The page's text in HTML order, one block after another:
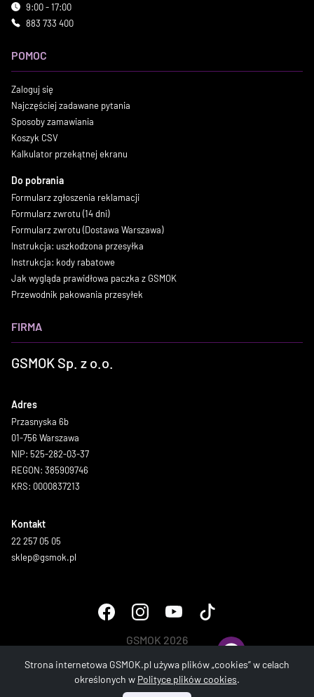
9:00 - 17:00
883 733 400
POMOC
Zaloguj się
Najczęściej zadawane pytania
Sposoby zamawiania
Koszyk CSV
Kalkulator przekątnej ekranu
Do pobrania
Formularz zgłoszenia reklamacji
Formularz zwrotu (14 dni)
Formularz zwrotu (Dostawa Warszawa)
Instrukcja: uszkodzona przesyłka
Instrukcja: kody rabatowe
Jak wygląda prawidłowa paczka z GSMOK
Przewodnik pakowania przesyłek
FIRMA
GSMOK Sp. z o.o.
Adres
Przasnyska 6b
01-756 Warszawa
NIP: 525-282-03-37
REGON: 385909746
KRS: 0000837213
Kontakt
22 257 05 05
sklep@gsmok.pl
GSMOK 2026
Strona internetowa GSMOK.pl używa plików „cookies” w celach
określonych w Polityce plików cookies.